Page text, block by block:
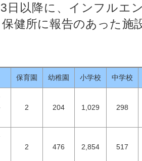
日以降に、インフルエ
健所に報告のあった施
保育園 幼稚園 小学校 中学校
2 204 1,029 298
2 476 2,854 517